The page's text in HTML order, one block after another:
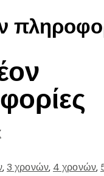
,3 χρονών, 4 χρονών,